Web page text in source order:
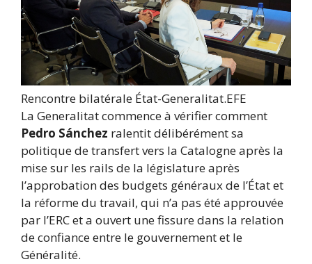
Rencontre bilatérale État-Generalitat.EFE
La Generalitat commence à vérifier comment
Pedro Sánchez ralentit délibérément sa
politique de transfert vers la Catalogne après la
mise sur les rails de la législature après
l’approbation des budgets généraux de l’État et
la réforme du travail, qui n’a pas été approuvée
par l’ERC et a ouvert une fissure dans la relation
de confiance entre le gouvernement et le
Généralité.